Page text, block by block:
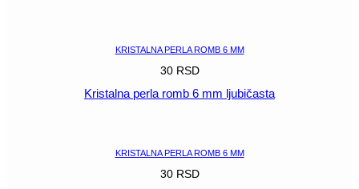
KRISTALNA PERLA ROMB 6 MM
30 RSD
Kristalna perla romb 6 mm ljubičasta
KRISTALNA PERLA ROMB 6 MM
30 RSD